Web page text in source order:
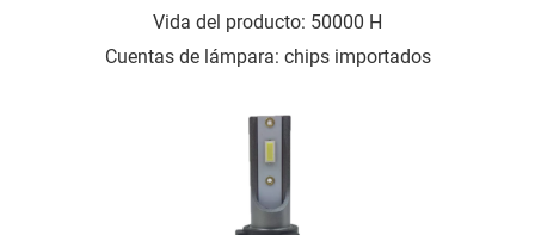
Vida del producto: 50000 H
Cuentas de lámpara: chips importados